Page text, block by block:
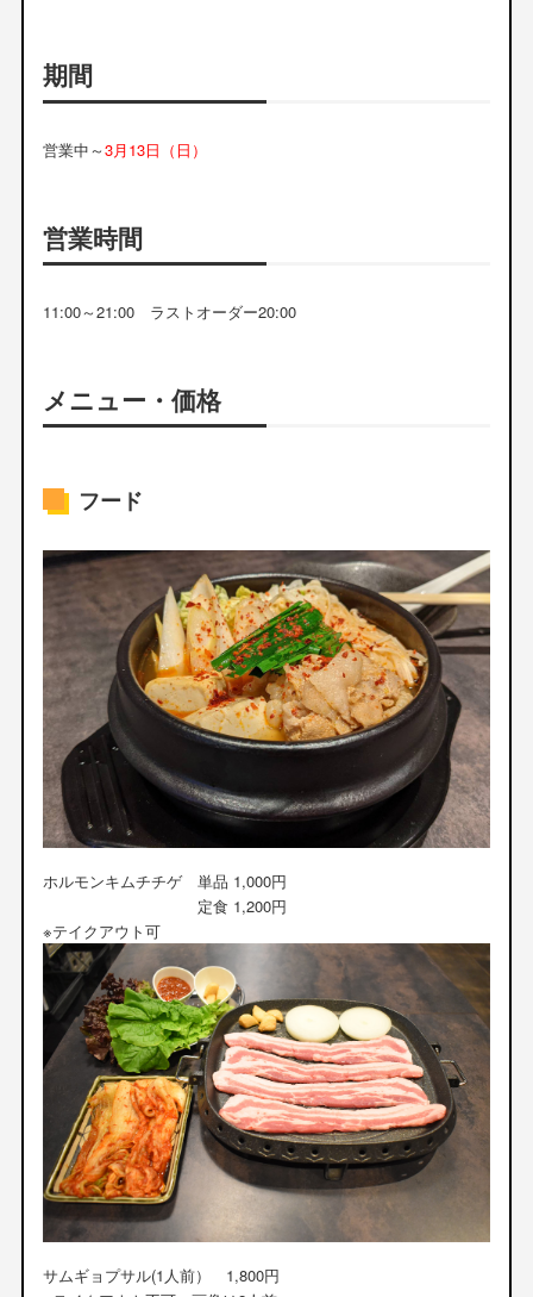
期間
営業中～3月13日（日）
営業時間
11:00～21:00 ラストオーダー20:00
メニュー・価格
フード
ホルモンキムチチゲ 単品 1,000円
定食 1,200円
※テイクアウト可
サムギョプサル(1人前） 1,800円